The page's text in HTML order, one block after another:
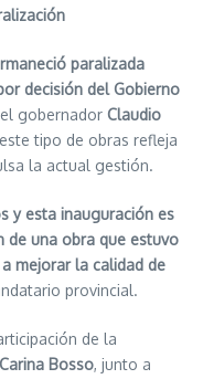
paralizada
decisión del Gobierno
gobernador Claudio
tipo de obras refleja
la actual gestión.
y esta inauguración es
de una obra que estuvo
mejorar la calidad de
provincial.
de la
Carina Bosso, junto a